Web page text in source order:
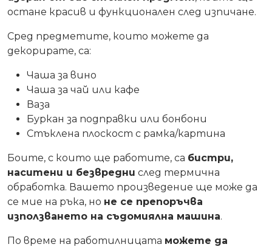
остане красив и функционален след изпичане.
Сред предметите, които можете да
декорирате, са:
Чаша за вино
Чаша за чай или кафе
Ваза
Буркан за подправки или бонбони
Стъклена плоскост с рамка/картина
Боите, с които ще работите, са бистри,
наситени и безвредни след термична
обработка. Вашето произведение ще може да
се мие на ръка, но не се препоръчва
използването на съдомиялна машина.
По време на работилницата можете да